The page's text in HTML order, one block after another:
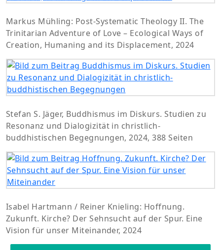
Markus Mühling: Post-Systematic Theology II. The
Trinitarian Adventure of Love – Ecological Ways of
Creation, Humaning and its Displacement, 2024
Stefan S. Jäger, Buddhismus im Diskurs. Studien zu
Resonanz und Dialogizität in christlich-
buddhistischen Begegnungen, 2024, 388 Seiten
Isabel Hartmann / Reiner Knieling: Hoffnung.
Zukunft. Kirche? Der Sehnsucht auf der Spur. Eine
Vision für unser Miteinander, 2024